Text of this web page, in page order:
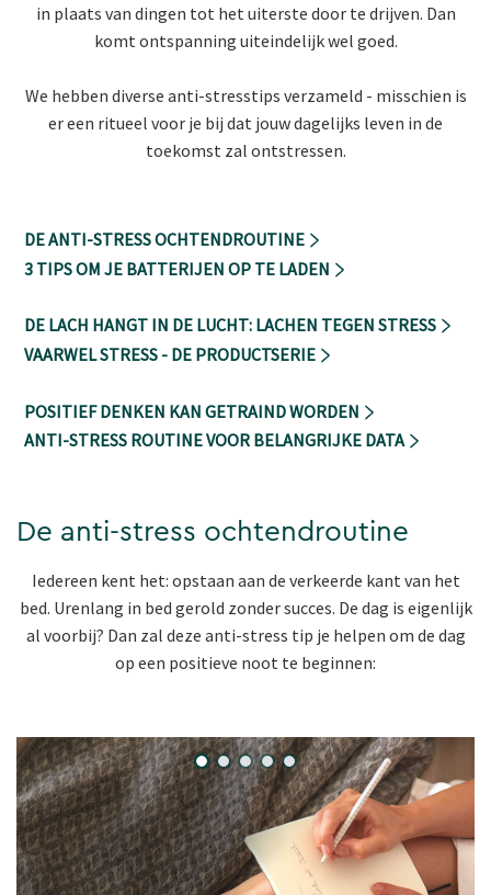
in plaats van dingen tot het uiterste door te drijven. Dan
komt ontspanning uiteindelijk wel goed.
We hebben diverse anti-stresstips verzameld - misschien is
er een ritueel voor je bij dat jouw dagelijks leven in de
toekomst zal ontstressen.
DE ANTI-STRESS OCHTENDROUTINE
3 TIPS OM JE BATTERIJEN OP TE LADEN
DE LACH HANGT IN DE LUCHT: LACHEN TEGEN STRESS
VAARWEL STRESS - DE PRODUCTSERIE
POSITIEF DENKEN KAN GETRAIND WORDEN
ANTI-STRESS ROUTINE VOOR BELANGRIJKE DATA
De anti-stress ochtendroutine
Iedereen kent het: opstaan aan de verkeerde kant van het
bed. Urenlang in bed gerold zonder succes. De dag is eigenlijk
al voorbij? Dan zal deze anti-stress tip je helpen om de dag
op een positieve noot te beginnen: